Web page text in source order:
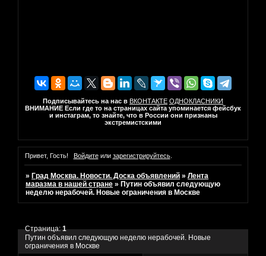
Подписывайтесь на нас в ВКОНТАКТЕ ОДНОКЛАСНИКИ
ВНИМАНИЕ Если где то на страницах сайта упоминается фейсбук
и инстаграм, то знайте, что в России они признаны
экстремистскими
Привет, Гость! Войдитеили зарегистрируйтесь.
» Град Москва. Новости. Доска объявлений »Лента
маразма в нашей стране » Путин объявил следующую
неделю нерабочей. Новые ограничения в Москве
Путин объявил следующую неделю нерабочей. Новые
ограничения в Москве
Страница:1